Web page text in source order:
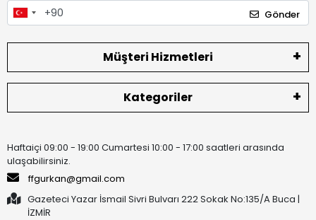
Gönder
Müşteri Hizmetleri
Kategoriler
Haftaiçi 09:00 - 19:00 Cumartesi 10:00 - 17:00 saatleri arasında
ulaşabilirsiniz.
ffgurkan@gmail.com
Gazeteci Yazar İsmail Sivri Bulvarı 222 Sokak No:135/A Buca |
İZMİR